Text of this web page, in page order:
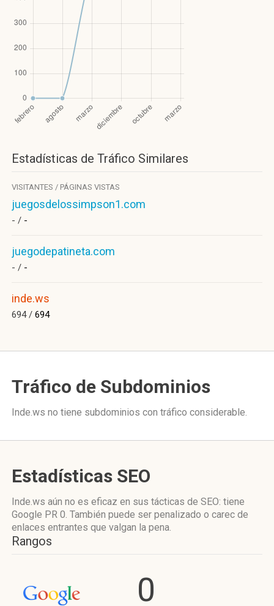
Estadísticas de Tráfico Similares
VISITANTES / PÁGINAS VISTAS
juegosdelossimpson1.com
- / -
juegodepatineta.com
- / -
inde.ws
694 / 694
Tráfico de Subdominios
Inde.ws no tiene subdominios con tráfico considerable.
Estadísticas SEO
Inde.ws aún no es eficaz en sus tácticas de SEO: tiene
Google PR 0. También puede ser penalizado o carec de
enlaces entrantes que valgan la pena.
Rangos
0